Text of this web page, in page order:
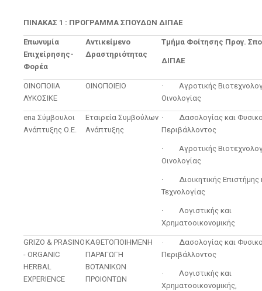
ΠΙΝΑΚΑΣ 1 : ΠΡΟΓΡΑΜΜΑ ΣΠΟΥΔΩΝ ΔΙΠΑΕ
Επωνυμία
Επιχείρησης-
Φορέα
Αντικείμενο
Δραστηριότητας
Τμήμα Φοίτησης Προγ.
ΔΙΠΑΕ
ΟΙΝΟΠΟΙΙΑ
ΛΥΚΟΣΙΚΕ
ΟΙΝΟΠΟΙΕΙΟ
· Αγροτικής
Οινολογίας
ena Σύμβουλοι
Ανάπτυξης Ο.Ε.
Εταιρεία Συμβούλων
Ανάπτυξης
· Δασολογίας και
Περιβάλλοντος
· Αγροτικής
Οινολογίας
· Διοικητικής Επιστήμης
Τεχνολογίας
· Λογιστικής και
Χρηματοοικονομικής
GRIZO & PRASINO
- ORGANIC
HERBAL
EXPERIENCE
ΚΑΘΕΤΟΠΟΙΗΜΕΝΗ
ΠΑΡΑΓΩΓΗ
ΒΟΤΑΝΙΚΩΝ
ΠΡΟΙΟΝΤΩΝ
· Δασολογίας και
Περιβάλλοντος
· Λογιστικής και
Χρηματοοικονομικής,